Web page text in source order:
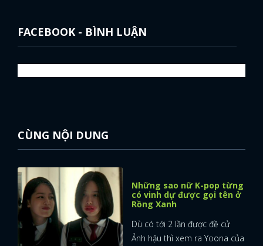
FACEBOOK - BÌNH LUẬN
CÙNG NỘI DUNG
Những sao nữ K-pop từng
có vinh dự được gọi tên ở
Rồng Xanh
Dù có tới 2 lần được đề cử
Ảnh hậu thì xem ra Yoona của